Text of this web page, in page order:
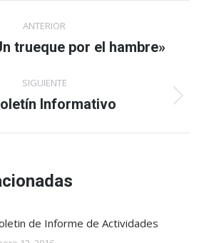
ANTERIOR
Publicación
trueque por el hambre»
SIGUIENTE
Publicación
Informativo
de Informe de Actividades